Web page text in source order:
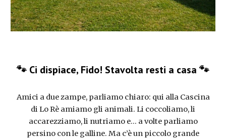
🐾 Ci dispiace, Fido! Stavolta resti a casa 🐾
Amici a due zampe, parliamo chiaro: qui alla Cascina
di Lo Rè amiamo gli animali. Li coccoliamo, li
accarezziamo, li nutriamo e... a volte parliamo
persino con le galline. Ma c’è un piccolo grande